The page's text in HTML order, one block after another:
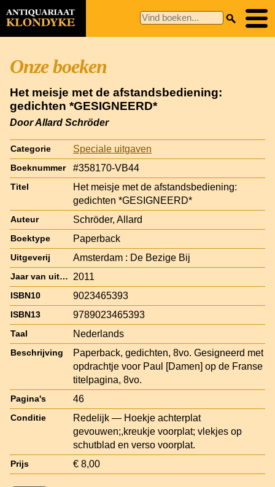
Onze boeken
Het meisje met de afstandsbediening:
gedichten *GESIGNEERD*
Door Allard Schröder
Categorie Speciale uitgaven
Boeknummer #358170-VB44
Titel
Het meisje met de afstandsbediening:
gedichten *GESIGNEERD*
Auteur Schröder, Allard
Boektype Paperback
Uitgeverij Amsterdam : De Bezige Bij
Jaar van uitgave 2011
ISBN10 9023465393
ISBN13 9789023465393
Taal Nederlands
Beschrijving
Paperback, gedichten, 8vo. Gesigneerd met
opdrachtje voor Paul [Damen] op de Franse
titelpagina, 8vo.
Pagina's 46
Conditie
Redelijk — Hoekje achterplat
gevouwen;,kreukje voorplat; vlekjes op
schutblad en verso voorplat.
Prijs € 8,00